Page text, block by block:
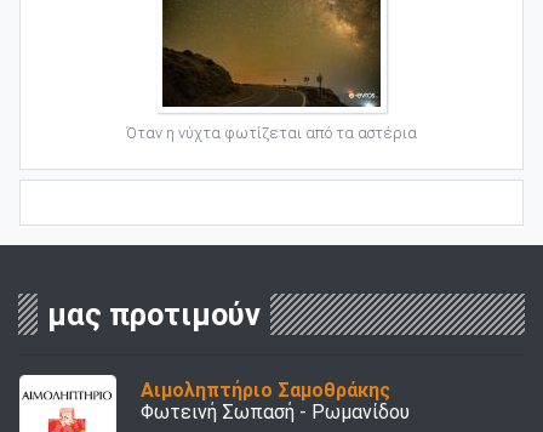
Όταν η νύχτα φωτίζεται από τα αστέρια
μας προτιμούν
Αιμοληπτήριο Σαμοθράκης
Φωτεινή Σωπασή - Ρωμανίδου